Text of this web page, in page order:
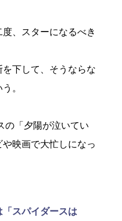
、スターになるべき
下して、そうならな
。
の「夕陽が泣いてい
映画で大忙しになっ
スパイダースは